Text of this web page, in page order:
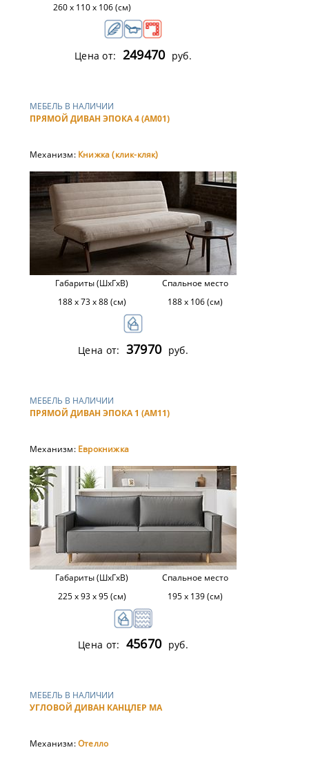
260 х 110 х 106 (см)
Цена от: 249470 руб.
МЕБЕЛЬ В НАЛИЧИИ
ПРЯМОЙ ДИВАН ЭПОКА 4 (AM01)
Механизм: Книжка (клик-кляк)
Габариты (ШхГхВ)
188 х 73 х 88 (см)
Спальное место
188 х 106 (см)
Цена от: 37970 руб.
МЕБЕЛЬ В НАЛИЧИИ
ПРЯМОЙ ДИВАН ЭПОКА 1 (АМ11)
Механизм: Еврокнижка
Габариты (ШхГхВ)
225 х 93 х 95 (см)
Спальное место
195 х 139 (см)
Цена от: 45670 руб.
МЕБЕЛЬ В НАЛИЧИИ
УГЛОВОЙ ДИВАН КАНЦЛЕР МА
Механизм:Отелло